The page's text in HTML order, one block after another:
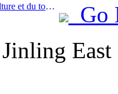
Prev:Bureau municipal de la culture et du tourisme de Pékin : En 2025, Pékin a accueilli 5,48 millions de touristes étrangers, soit une augmentation de 39 % par rapport à l’année précédente.
Go